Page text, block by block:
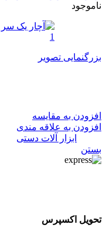
ناموجود
بزرگنمایی تصویر
افزودن به مقایسه
افزودن به علاقه مندی
ابزار آلات دستی
بستن
تحویل اکسپرس